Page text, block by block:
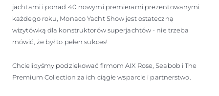
jachtami i ponad 40 nowymi premierami prezentowanymi
każdego roku, Monaco Yacht Show jest ostateczną
wizytówką dla konstruktorów superjachtów - nie trzeba
mówić, że był to pełen sukces!
Chcielibyśmy podziękować firmom AIX Rose, Seabob i The
Premium Collection za ich ciągłe wsparcie i partnerstwo.